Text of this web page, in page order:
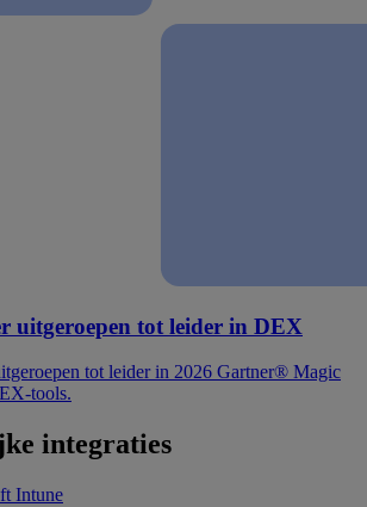
uitgeroepen tot leider in DEX
tot leider in 2026 Gartner® Magic
tools.
integraties
Intune